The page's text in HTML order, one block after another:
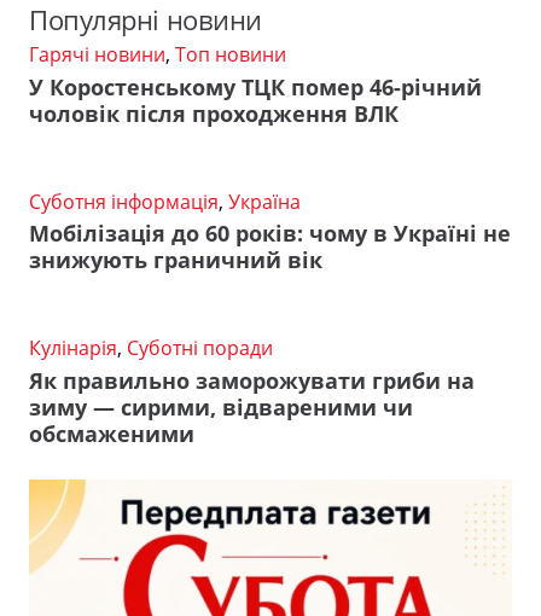
Популярні новини
Гарячі новини, Топ новини
У Коростенському ТЦК помер 46-річний
чоловік після проходження ВЛК
Суботня інформація, Україна
Мобілізація до 60 років: чому в Україні не
знижують граничний вік
Кулінарія, Суботні поради
Як правильно заморожувати гриби на
зиму — сирими, відвареними чи
обсмаженими